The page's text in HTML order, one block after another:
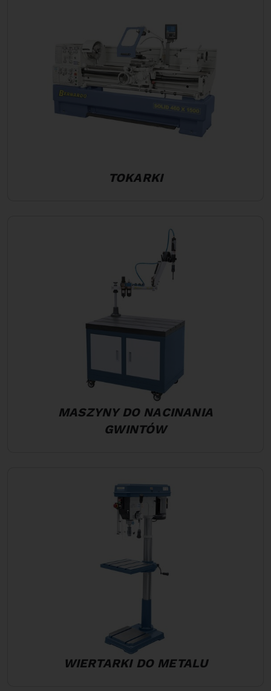
TOKARKI
MASZYNY DO NACINANIA
GWINTÓW
WIERTARKI DO METALU